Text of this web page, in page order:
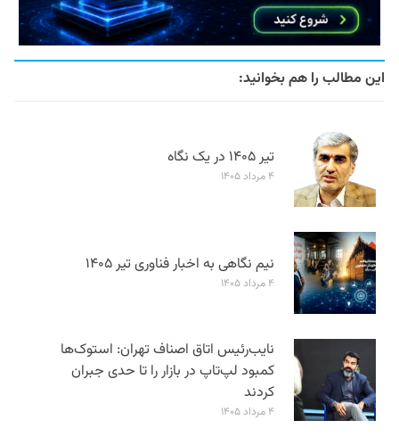
این مطالب را هم بخوانید:
تیر ۱۴۰۵ در یک نگاه
۴ مرداد ۱۴۰۵
نیم نگاهی به اخبار فناوری تیر ۱۴۰۵
۴ مرداد ۱۴۰۵
نایب‌رئیس اتاق اصناف تهران: استوک‌ها
کمبود لپ‌تاپ در بازار را تا حدی جبران
کردند
۴ مرداد ۱۴۰۵